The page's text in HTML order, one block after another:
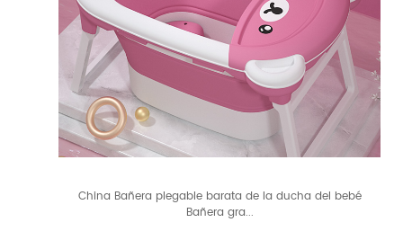
China Bañera plegable barata de la ducha del bebé
Bañera gra...